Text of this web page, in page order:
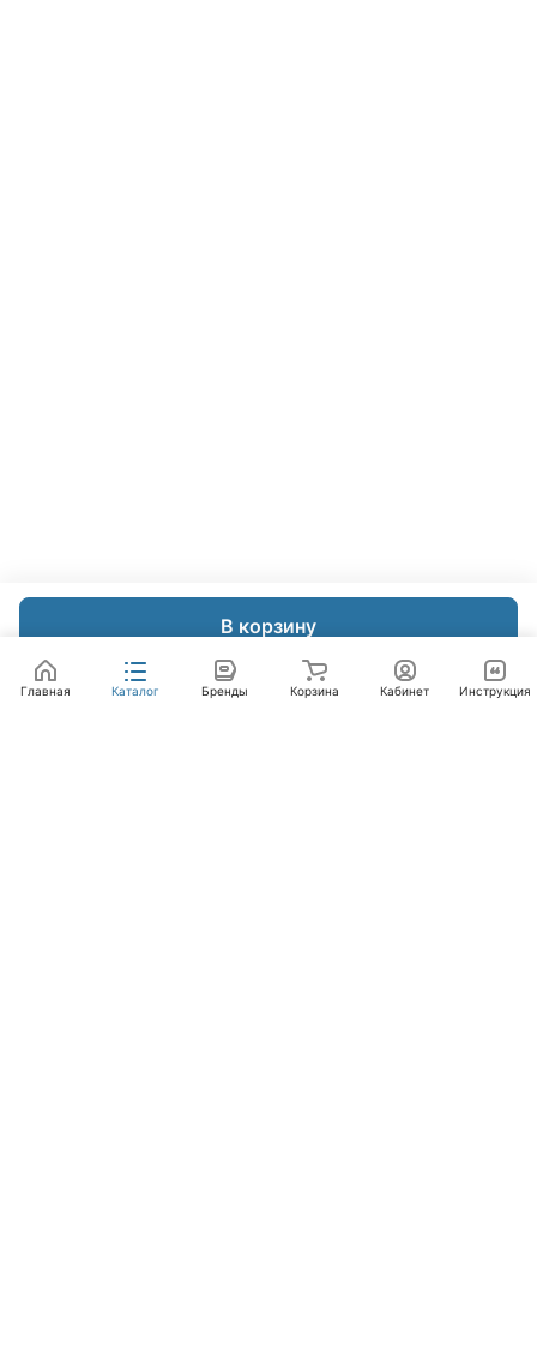
В корзину
Главная Каталог Бренды Корзина Кабинет Инструкция